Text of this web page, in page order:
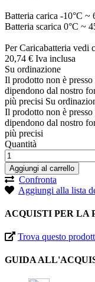
Batteria carica -10°C ~
Batteria scarica 0°C ~
Per Caricabatteria vedi
20,74 € Iva inclusa
Su ordinazione
Il prodotto non è
dipendono dal nostro
più precisi Su
Il prodotto non è
dipendono dal nostro
più precisi
Quantità
Aggiungi al carrello
Confronta
Aggiungi alla lista
ACQUISTI PER LA
Trova questo
GUIDA